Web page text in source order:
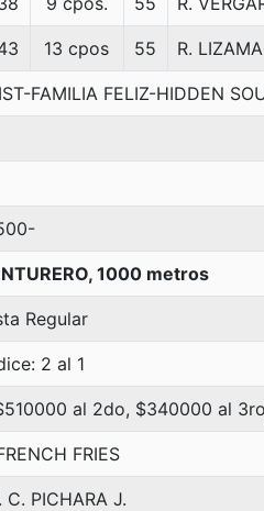
13 cpos 55 R. LIZAMA
FAMILIA FELIZ-HIDDEN
1000 metros
Regular
2 al 1
al 2do, $340000 al
FRIES
C. PICHARA J.